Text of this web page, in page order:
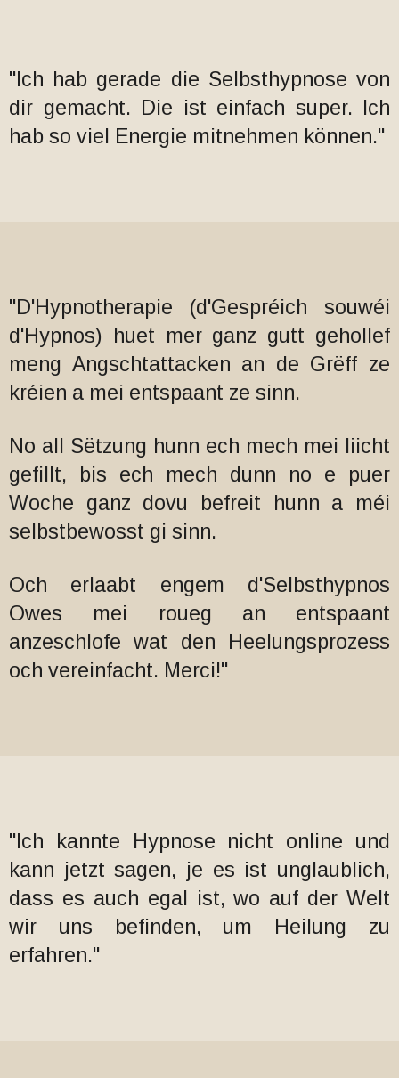
"Ich hab gerade die Selbsthypnose von
dir gemacht. Die ist einfach super. Ich
hab so viel Energie mitnehmen können."
"D'Hypnotherapie (d'Gespréich souwéi
d'Hypnos) huet mer ganz gutt gehollef
meng Angschtattacken an de Grëff ze
kréien a mei entspaant ze sinn.
No all Sëtzung hunn ech mech mei liicht
gefillt, bis ech mech dunn no e puer
Woche ganz dovu befreit hunn a méi
selbstbewosst gi sinn.
Och erlaabt engem d'Selbsthypnos
Owes mei roueg an entspaant
anzeschlofe wat den Heelungsprozess
och vereinfacht. Merci!"
"Ich kannte Hypnose nicht online und
kann jetzt sagen, je es ist unglaublich,
dass es auch egal ist, wo auf der Welt
wir uns befinden, um Heilung zu
erfahren."